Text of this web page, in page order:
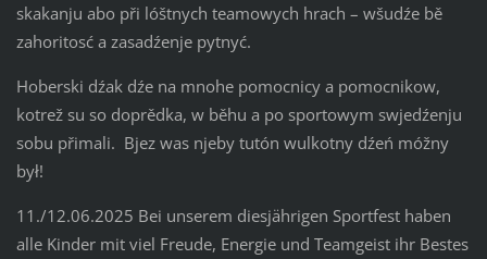
skakanju abo při lóštnych teamowych hrach – wšudźe bě
zahoritosć a zasadźenje pytnyć.
Hoberski dźak dźe na mnohe pomocnicy a pomocnikow,
kotrež su so doprědka, w běhu a po sportowym swjedźenju
sobu přimali. Bjez was njeby tutón wulkotny dźeń móžny
był!
11./12.06.2025 Bei unserem diesjährigen Sportfest haben
alle Kinder mit viel Freude, Energie und Teamgeist ihr Bestes